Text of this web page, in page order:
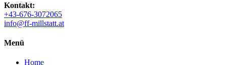
Kontakt:
+43-676-3072065
info@ff-millstatt.at
Menü
Home